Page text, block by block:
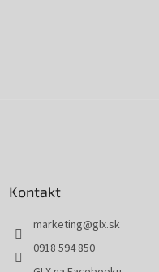
Kontakt
marketing@glx.sk
0918 594 850